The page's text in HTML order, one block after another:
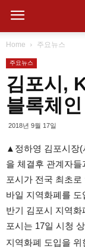
Home 주요뉴스
주요뉴스
김포시,
블록체
2018년 9월 17일
▲정하영 김포시장(
을 체결후 관계자
포시가 전국 최초
바일 지역화폐를 도
반기 김포시 지역
포시는 17일 시청
지역화폐 도입을 위